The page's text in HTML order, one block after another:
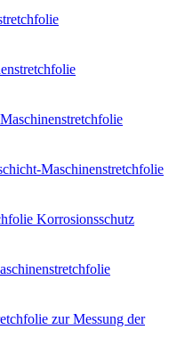
Maschinenstretchfolie
Korrosionsschutz
zur Messung der